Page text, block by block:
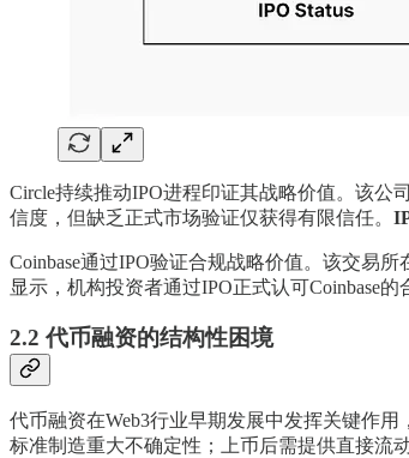
Circle持续推动IPO进程印证其战略价值。该公
信度，但缺乏正式市场验证仅获得有限信任。
Coinbase通过IPO验证合规战略价值。该交易
显示，机构投资者通过IPO正式认可Coinbase
2.2 代币融资的结构性困境
代币融资在Web3行业早期发展中发挥关键作
标准制造重大不确定性；上币后需提供直接流